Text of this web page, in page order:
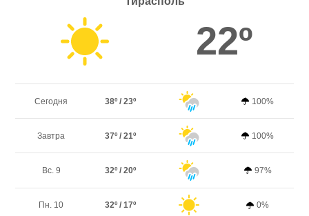
22º
Сегодня 38º / 23º 100%
Завтра 37º / 21º 100%
Вс. 9 32º / 20º 97%
Пн. 10 32º / 17º 0%